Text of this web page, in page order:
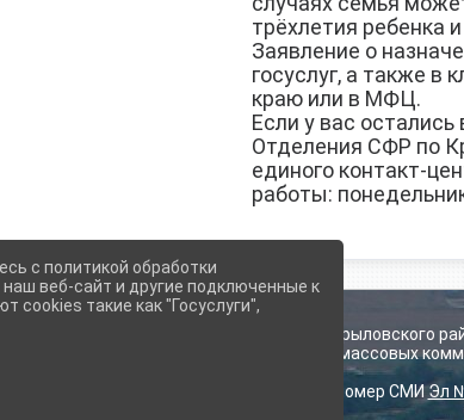
трёхлетия ребенка
Заявление о
госуслуг, а также в
краю или в МФЦ.
Если у вас
Отделения СФР по
единого контакт-
работы:
Крыловского сельского поселения Крыловского
технологий и массовых
Регистрационный номер СМИЭл
с политикой обработки
веб-сайт и другие подключенные к
cookies такие как "Госуслуги",